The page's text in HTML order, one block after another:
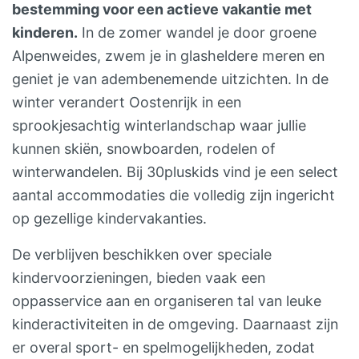
zodat je meer dan voldoende tijd hebt om
pauzes te nemen en te genieten van de
uitzichten. Daarnaast loop je door
bepakking en het klimmen wat minder snel
dan je gewend bent. En neem vooral ook
genoeg pauzes te genieten bij beekjes.
OOK VOOR KLEINERE KINDEREN De
huttentochten kun je maken met kinderen
van alle leeftijden. Zijn jullie nog niet moe?
Per dag kun je zelf nog een extra topje
‘pakken’. Zoals beschreven in de
verschillende ebooks. WAT NEEM JE MEE
Een stevige rugzak met kleding, eten voor
overdag, toiletspullen én een lakenzak per
persoon (verplicht in berghutten). Kids
speelruimte en de Berghuttuin zijn dé
ontmoetingsplekken voor de kids in de
Berghut. En er is bijna altijd wel een
leeftijdgenootje in de Berghut. Bouw na je
skidag een sneeuwpop in de tuin en speelt
een potje tafelvoetbal of doe een spelletje
met elkaar. En in de zomer kun je
badmintonnen, voetballen, spelen in de
boomhut of weervolven bij het kampvuur,
noem maar op. DE APPARTMENTEN Alle 6
hout, wol en ruit – hebben een
woonkamer, slaapkamer(s) en badkamer
met toilet en douche. Elke woonkamer
heeft een Oostenrijkse eethoek, een
bestemming voor een actieve vakantie met
kinderen. In de zomer wandel je door groene
Alpenweides, zwem je in glasheldere meren en
geniet je van adembenemende uitzichten. In de
winter verandert Oostenrijk in een
sprookjesachtig winterlandschap waar jullie
kunnen skiën, snowboarden, rodelen of
winterwandelen. Bij 30pluskids vind je een select
aantal accommodaties die volledig zijn ingericht
op gezellige kindervakanties.
De verblijven beschikken over speciale
kindervoorzieningen, bieden vaak een
oppasservice aan en organiseren tal van leuke
kinderactiviteiten in de omgeving. Daarnaast zijn
er overal sport- en spelmogelijkheden, zodat